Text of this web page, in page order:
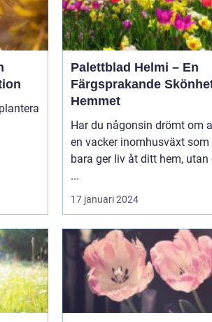
Palettblad Helmi – En
Färgsprakande
Hemmet
Har du någonsin drömt om
en vacker inomhusväxt som
bara ger liv åt ditt hem, utan
...
17 januari 2024